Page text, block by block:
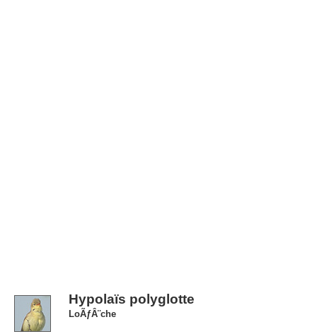
Hypolaïs polyglotte
LoÃƒÂ¨che